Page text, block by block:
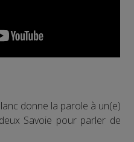
donne la parole à un(e)
Savoie pour parler de